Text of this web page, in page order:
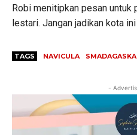
Robi menitipkan pesan untuk
lestari. Jangan jadikan kota
TAGS NAVICULA
-